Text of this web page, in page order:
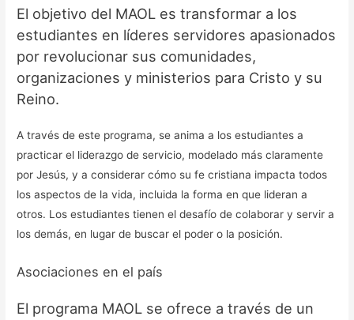
El objetivo del MAOL es transformar a los
estudiantes en líderes servidores apasionados
por revolucionar sus comunidades,
organizaciones y ministerios para Cristo y su
Reino.
A través de este programa, se anima a los estudiantes a
practicar el liderazgo de servicio, modelado más claramente
por Jesús, y a considerar cómo su fe cristiana impacta todos
los aspectos de la vida, incluida la forma en que lideran a
otros. Los estudiantes tienen el desafío de colaborar y servir a
los demás, en lugar de buscar el poder o la posición.
Asociaciones en el país
El programa MAOL se ofrece a través de un